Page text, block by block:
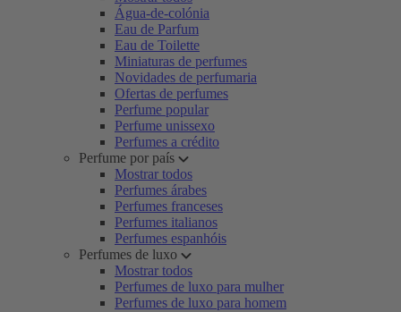
Água-de-colónia
Eau de Parfum
Eau de Toilette
Miniaturas de perfumes
Novidades de perfumaria
Ofertas de perfumes
Perfume popular
Perfume unissexo
Perfumes a crédito
Perfume por país
Mostrar todos
Perfumes árabes
Perfumes franceses
Perfumes italianos
Perfumes espanhóis
Perfumes de luxo
Mostrar todos
Perfumes de luxo para mulher
Perfumes de luxo para homem